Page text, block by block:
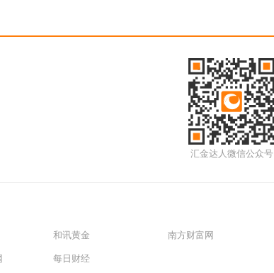
汇金达人微信公众号
和讯黄金 南方财富网
每日财经